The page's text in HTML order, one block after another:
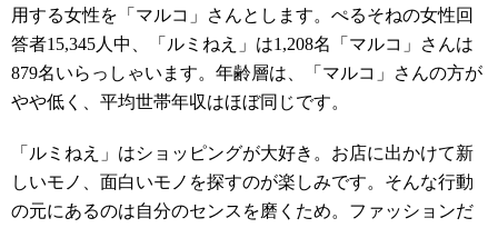
用する女性を「マルコ」さんとします。ぺるそねの女性回
答者15,345人中、「ルミねえ」は1,208名「マルコ」さんは
879名いらっしゃいます。年齢層は、「マルコ」さんの方が
やや低く、平均世帯年収はほぼ同じです。
「ルミねえ」はショッピングが大好き。お店に出かけて新
しいモノ、面白いモノを探すのが楽しみです。そんな行動
の元にあるのは自分のセンスを磨くため。ファッションだ